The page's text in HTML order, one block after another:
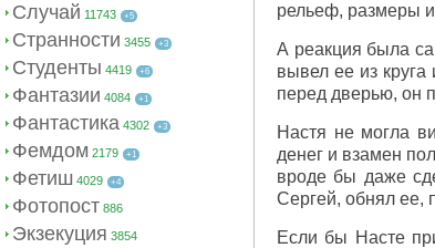
Случай 11743 +5
Странности 3455 +3
Студенты 4419 +6
Фантазии 4084 +1
Фантастика 4302 +3
Фемдом 2179 +1
Фетиш 4029 +4
Фотопост 886
Экзекуция 3854
рельеф, размеры
А реакция была
вывел ее из круга
перед дверью, он
Настя не могла
денег и взамен
вроде бы даже
Сергей, обнял ее,
Если бы Насте